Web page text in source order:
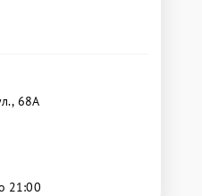
68А
21:00